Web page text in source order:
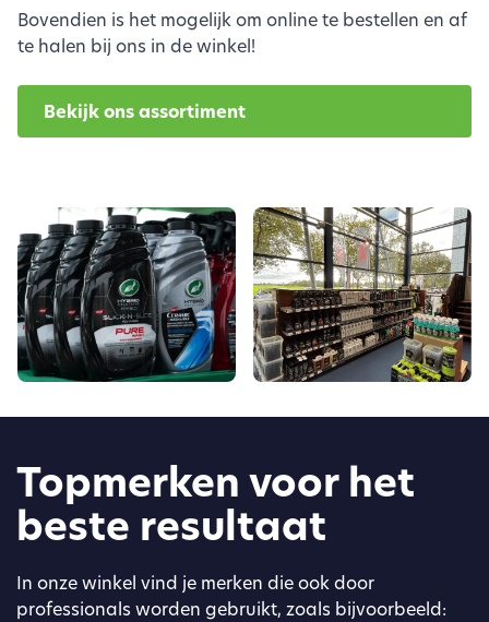
Bovendien is het mogelijk om online te bestellen en af
te halen bij ons in de winkel!
Bekijk ons assortiment
Topmerken voor het
beste resultaat
In onze winkel vind je merken die ook door
professionals worden gebruikt, zoals bijvoorbeeld: